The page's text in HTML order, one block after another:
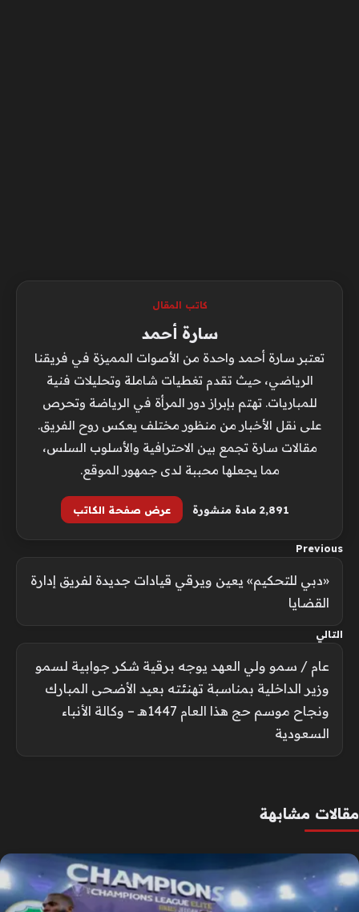
كاتب المقال
سارة أحمد
تعتبر سارة أحمد واحدة من الأصوات المميزة في فريقنا
الرياضي، حيث تقدم تغطيات شاملة وتحليلات فنية
للمباريات. تهتم بإبراز دور المرأة في الرياضة وتحرص
على نقل الأخبار من منظور مختلف يعكس روح الفريق.
مقالات سارة تجمع بين الاحترافية والأسلوب السلس،
مما يجعلها محببة لدى جمهور الموقع.
2٬891 مادة منشورة عرض صفحة الكاتب
Previous
«دبي للتحكيم» يعين ويرقي قيادات جديدة لفريق إدارة
القضايا
التالي
عام / سمو ولي العهد يوجه برقية شكر جوابية لسمو
وزير الداخلية بمناسبة تهنئته بعيد الأضحى المبارك
ونجاح موسم حج هذا العام 1447هـ – وكالة الأنباء
السعودية
مقالات مشابهة